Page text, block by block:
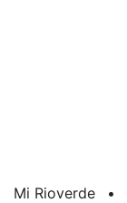
Mi Rioverde •